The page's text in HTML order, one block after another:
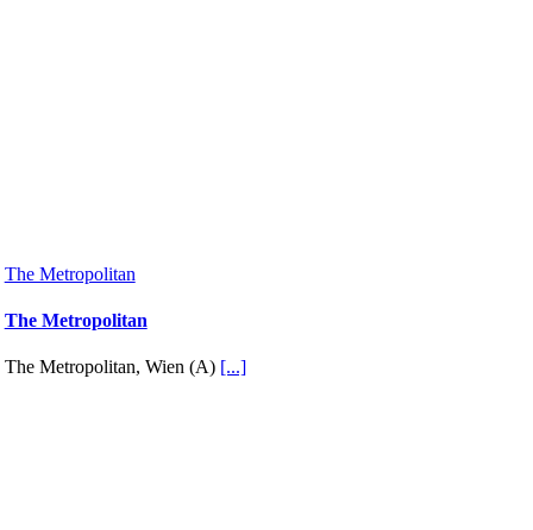
The Metropolitan
The Metropolitan
The Metropolitan, Wien (A) [...]